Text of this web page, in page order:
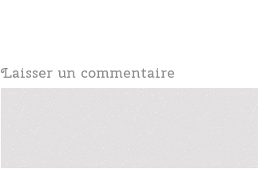
Laisser un commentaire